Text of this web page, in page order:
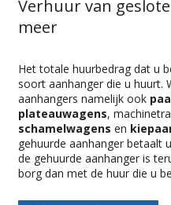
Verhuur van
meer
Het totale huurbedrag dat u
soort aanhanger die u huurt.
aanhangers namelijk ook
plateauwagens,
schamelwagens en
gehuurde aanhanger betaalt
de gehuurde aanhanger is
borg dan met de huur die u